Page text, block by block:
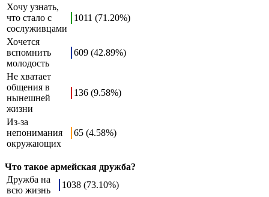
Хочу узнать,
что стало с
сослуживцами
1011 (71.20%)
Хочется
вспомнить
молодость
609 (42.89%)
Не хватает
общения в
нынешней
жизни
136 (9.58%)
Из-за
непонимания
окружающих
65 (4.58%)
Что такое армейская дружба?
Дружба на
всю жизнь
1038 (73.10%)